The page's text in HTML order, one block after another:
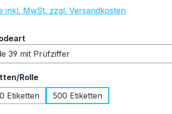
inkl. MwSt. zzgl. Versandkosten
Rolleauswählen
Etiketten
500 Etiketten